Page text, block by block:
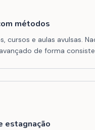
métodos
cursos e aulas avulsas.
de forma
estagnação